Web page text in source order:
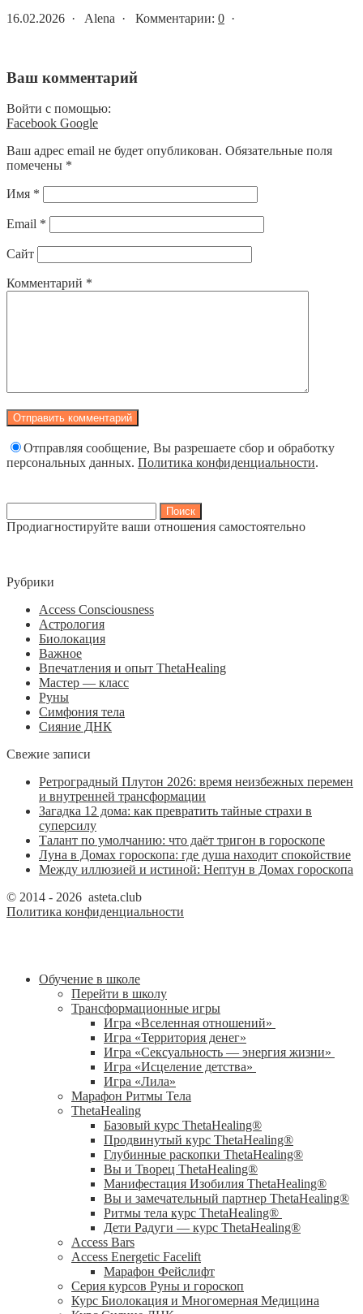
16.02.2026 · Alena · Комментарии: 0 ·
Ваш комментарий
Войти с помощью:
Facebook Google
Ваш адрес email не будет опубликован. Обязательные поля
помечены *
Имя *
Email *
Сайт
Комментарий *
Отправляя сообщение, Вы разрешаете сбор и обработку
персональных данных. Политика конфиденциальности.
Продиагностируйте ваши отношения самостоятельно
Рубрики
Access Consciousness
Астрология
Биолокация
Важное
Впечатления и опыт ThetaHealing
Мастер — класс
Руны
Симфония тела
Сияние ДНК
Свежие записи
Ретроградный Плутон 2026: время неизбежных перемен
и внутренней трансформации
Загадка 12 дома: как превратить тайные страхи в
суперсилу
Талант по умолчанию: что даёт тригон в гороскопе
Луна в Домах гороскопа: где душа находит спокойствие
Между иллюзией и истиной: Нептун в Домах гороскопа
© 2014 - 2026 asteta.club
Политика конфиденциальности
Обучение в школе
Перейти в школу
Трансформационные игры
Игра «Вселенная отношений»
Игра «Территория денег»
Игра «Сексуальность — энергия жизни»
Игра «Исцеление детства»
Игра «Лила»
Марафон Ритмы Тела
ThetaHealing
Базовый курс ThetaHealing®
Продвинутый курс ThetaHealing®
Глубинные раскопки ThetaHealing®
Вы и Творец ThetaHealing®
Манифестация Изобилия ThetaHealing®
Вы и замечательный партнер ThetaHealing®
Ритмы тела курс ThetaHealing®
Дети Радуги — курс ThetaHealing®
Access Bars
Access Energetic Facelift
Марафон Фейслифт
Серия курсов Руны и гороскоп
Курс Биолокация и Многомерная Медицина